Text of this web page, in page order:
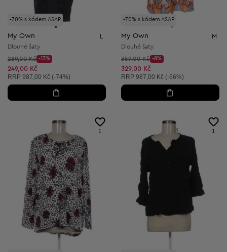
-70% s kódem ASAP
My Own
Dlouhé šaty
Původní cena:
289,00 Kč
Discount Price:
-13%
Snížená cena:
249,00 Kč
Doporučená cena:
RRP 987,00 Kč (-74%)
-70% s kódem ASAP
My Own M
Dlouhé šaty
Původní cena:
359,00 Kč
Discount Price:
-8%
Snížená cena:
329,00 Kč
Doporučená cena:
RRP 987,00 Kč (-66%)
1 1